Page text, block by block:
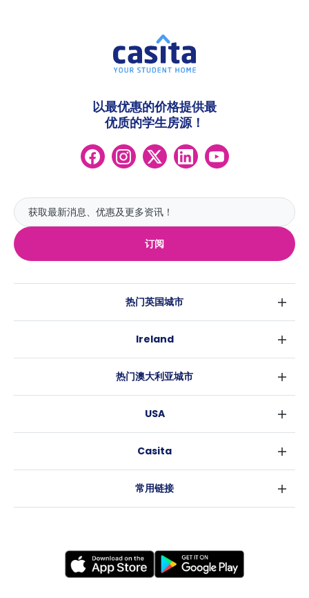
订阅
以最优惠的价格提供最
优质的学生房源！
热门英国城市
格拉斯哥
爱丁堡
利兹
布里斯托
卡迪夫
布拉德福德
纽卡斯尔
Ireland
都柏林
热门澳大利亚城市
布里斯班
阿德莱德
USA
洛杉矶
Casita
常用链接